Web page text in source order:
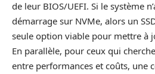
de leur BIOS/UEFI. Si le système
démarrage sur NVMe, alors un
seule option viable pour mettre à
En parallèle, pour ceux qui
entre performances et coûts, une